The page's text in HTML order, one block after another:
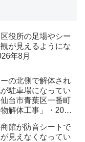
役所の足場やシー
が見えるようにな
年8月
の北側で解体され
駐車場になってい
台市青葉区一番町
解体工事」・2026
館が防音シートで
見えなくなってい